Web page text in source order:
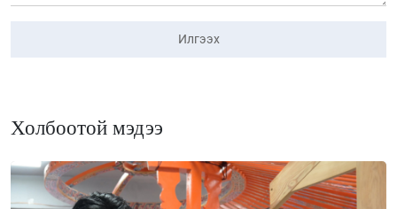
Илгээх
Холбоотой мэдээ